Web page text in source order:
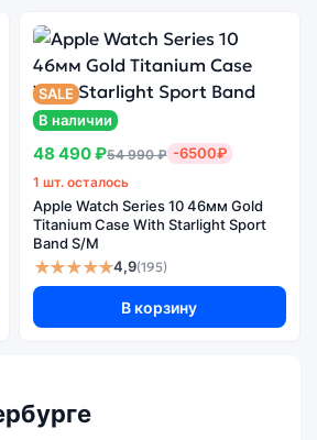
SALE
В наличии
48 490 ₽54 990 ₽ -6500₽
1 шт. осталось
Apple Watch Series 10 46мм Gold
Titanium Case With Starlight Sport
Band S/M
★★★★★4,9(195)
В корзину